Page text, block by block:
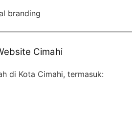
branding
Cimahi
di Kota Cimahi, termasuk: